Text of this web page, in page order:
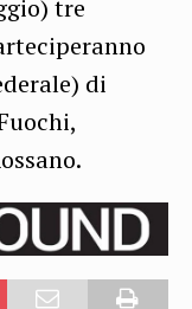
tre
di